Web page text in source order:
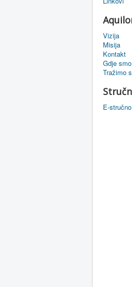
Vizija
Misija
Kontakt
Gdje smo
Tražimo
E-